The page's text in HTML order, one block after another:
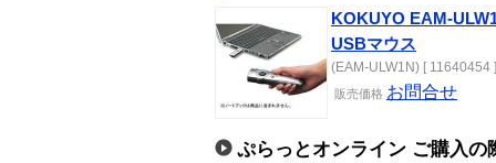
KOKUYO EAM-
USBマウス
(EAM-ULW1N) [ 11640454 ]
販売価格 お問合せ
ぷらっとオンライン ご購入の